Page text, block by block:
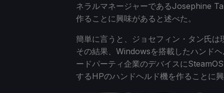
ネラルマネージャーであるJosephine
作ることに興味があると述べた。
簡単に言うと、ジョセフィン・タン氏
その結果、Windowsを搭載したハンド
ードパーティ企業のデバイスに
するHPのハンドヘルド機を作ることに